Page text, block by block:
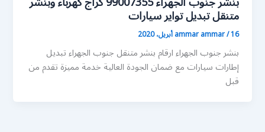
متنقل تبديل تواير سيارات
ammar ammar/16 أبريل، 2020
بنشر جنوب الجهراء ارقام بنشر متنقل جنوب الجهراء تبديل
إطارات سيارات مع ضمان الجودة العالية خدمة مميزة تقدم من
قبل